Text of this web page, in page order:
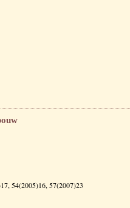
54(2005)16, 57(2007)23